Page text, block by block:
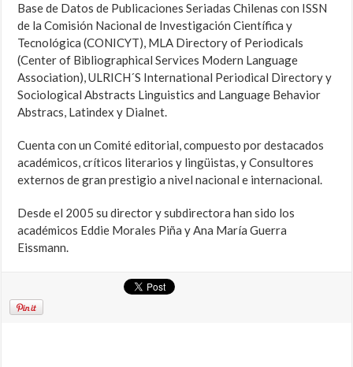
Base de Datos de Publicaciones Seriadas Chilenas con ISSN
de la Comisión Nacional de Investigación Científica y
Tecnológica (CONICYT), MLA Directory of Periodicals
(Center of Bibliographical Services Modern Language
Association), ULRICH´S International Periodical Directory y
Sociological Abstracts Linguistics and Language Behavior
Abstracs, Latindex y Dialnet.
Cuenta con un Comité editorial, compuesto por destacados
académicos, críticos literarios y lingüistas, y Consultores
externos de gran prestigio a nivel nacional e internacional.
Desde el 2005 su director y subdirectora han sido los
académicos Eddie Morales Piña y Ana María Guerra
Eissmann.